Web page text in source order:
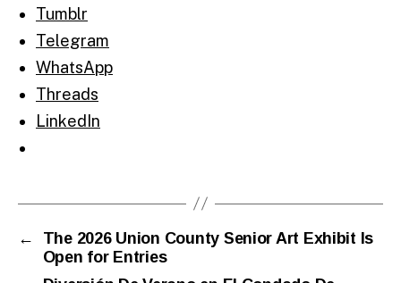
Tumblr
Telegram
WhatsApp
Threads
LinkedIn
←
The 2026 Union County Senior Art Exhibit Is
Open for Entries